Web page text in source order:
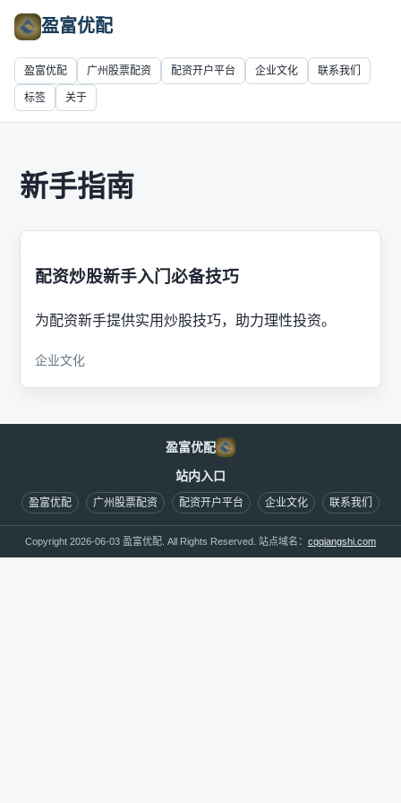
盈富优配
盈富优配 广州股票配资 配资开户平台 企业文化 联系我们
标签 关于
新手指南
配资炒股新手入门必备技巧
为配资新手提供实用炒股技巧，助力理性投资。
企业文化
盈富优配
站内入口
盈富优配 广州股票配资 配资开户平台 企业文化 联系我们
Copyright 2026-06-03 盈富优配. All Rights Reserved. 站点域名： cqqiangshi.com